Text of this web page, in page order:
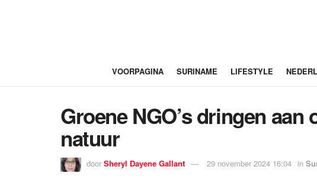
VOORPAGINA SURINAME LIFESTYLE
Groene NGO’s dringen
natuur
door Sheryl Dayene Gallant 29 november 2024 16:04 in